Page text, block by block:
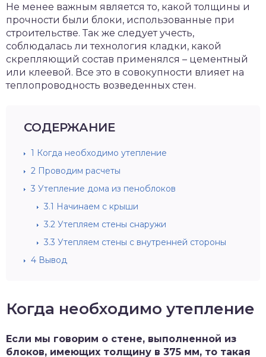
Не менее важным является то, какой толщины и
прочности были блоки, использованные при
строительстве. Так же следует учесть,
соблюдалась ли технология кладки, какой
скрепляющий состав применялся – цементный
или клеевой. Все это в совокупности влияет на
теплопроводность возведенных стен.
СОДЕРЖАНИЕ
1 Когда необходимо утепление
2 Проводим расчеты
3 Утепление дома из пеноблоков
3.1 Начинаем с крыши
3.2 Утепляем стены снаружи
3.3 Утепляем стены с внутренней стороны
4 Вывод
Когда необходимо утепление
Если мы говорим о стене, выполненной из
блоков, имеющих толщину в 375 мм, то такая